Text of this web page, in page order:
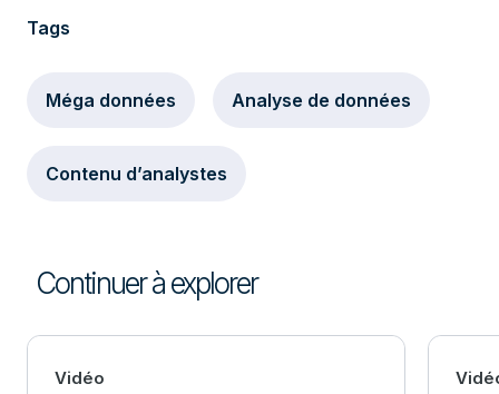
Tags
Méga données Analyse de données
Contenu d’analystes
Continuer à explorer
Vidéo